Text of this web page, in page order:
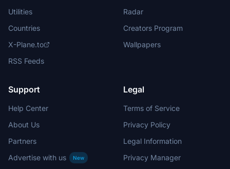
Utilities
Countries
X-Plane.to
RSS Feeds
Radar
Creators Program
Wallpapers
Support
Help Center
About Us
Partners
Advertise with us
New
Legal
Terms of Service
Privacy Policy
Legal Information
Privacy Manager